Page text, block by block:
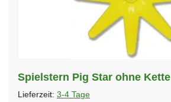
Spielstern Pig Star ohne Kette
Lieferzeit: 3-4 Tage